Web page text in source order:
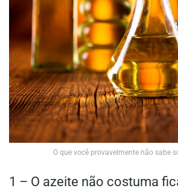
O que você provavelmente não sabe
1 – O azeite não costuma